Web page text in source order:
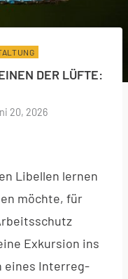
DER LÜFTE:
20, 2026
Libellen lernen
möchte, für
Exkursion ins
eines Interreg-